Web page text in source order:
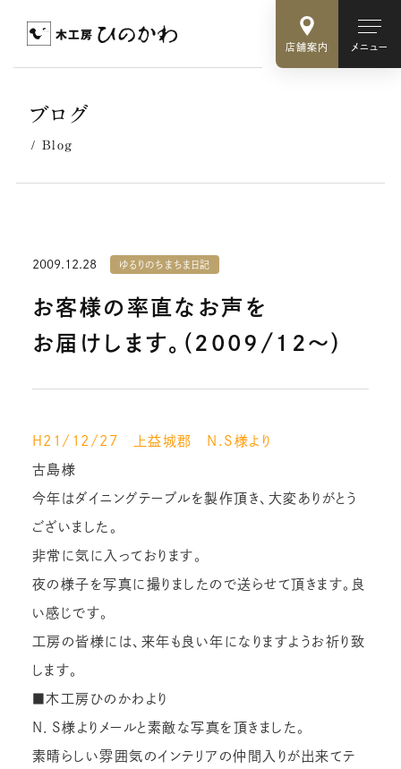
店舗案内 メニュー
ブログ
Blog
2009.12.28 ゆるりのちまちま日記
H２１/１２/２７ 上益城郡 Ｎ.Ｓ様より
古島様
今年はダイニングテーブルを製作頂き、大変ありがとう
ございました。
非常に気に入っております。
夜の様子を写真に撮りましたので送らせて頂きます。良
い感じです。
工房の皆様には、来年も良い年になりますようお祈り致
します。
■木工房ひのかわより
Ｎ．Ｓ様よりメールと素敵な写真を頂きました。
素晴らしい雰囲気のインテリアの仲間入りが出来てテ